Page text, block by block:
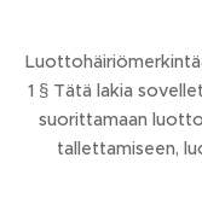
1 § Tätä lakia
suorittamaan
tallettamiseen,